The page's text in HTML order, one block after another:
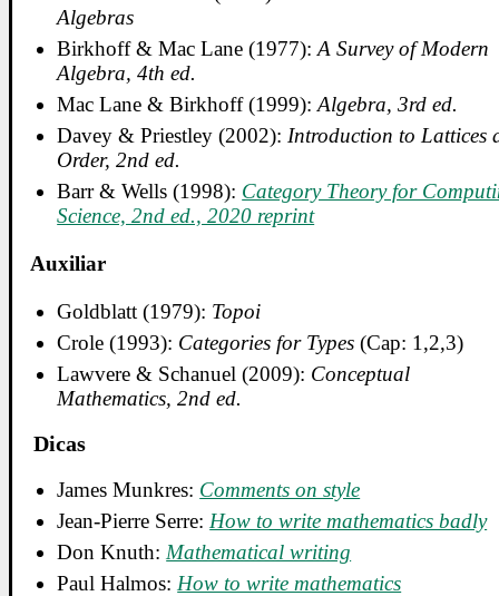
Algebras
Birkhoff & Mac Lane (1977):A Survey of Modern
Algebra, 4th ed.
Mac Lane & Birkhoff (1999):Algebra, 3rd ed.
Davey & Priestley (2002): Introduction to Lattices
Order, 2nd ed.
Barr & Wells (1998): Category Theory for
Science, 2nd ed., 2020 reprint
Auxiliar
Goldblatt (1979): Topoi
Crole (1993): Categories for Types (Cap: 1,2,3)
Lawvere & Schanuel (2009): Conceptual
Mathematics, 2nd ed.
Dicas
James Munkres: Comments on style
Jean-Pierre Serre: How to write mathematics badly
Don Knuth: Mathematical writing
Paul Halmos: How to write mathematics